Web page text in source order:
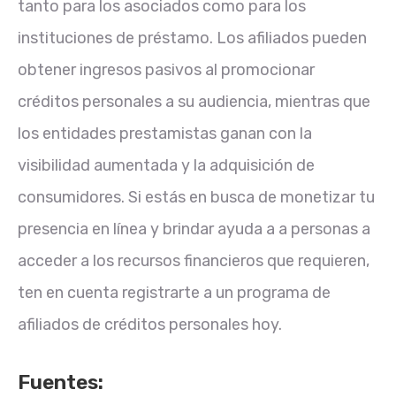
tanto para los asociados como para los
instituciones de préstamo. Los afiliados pueden
obtener ingresos pasivos al promocionar
créditos personales a su audiencia, mientras que
los entidades prestamistas ganan con la
visibilidad aumentada y la adquisición de
consumidores. Si estás en busca de monetizar tu
presencia en línea y brindar ayuda a a personas a
acceder a los recursos financieros que requieren,
ten en cuenta registrarte a un programa de
afiliados de créditos personales hoy.
Fuentes: